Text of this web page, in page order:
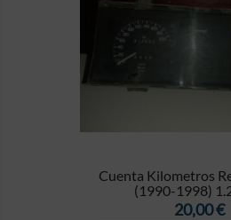
Cuenta Kilometros
(1990-1998)
Precio
20,00 €